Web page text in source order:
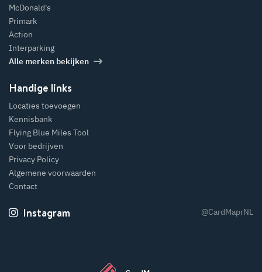
McDonald's
Primark
Action
Interparking
Alle merken bekijken
Handige links
Locaties toevoegen
Kennisbank
Flying Blue Miles Tool
Voor bedrijven
Privacy Policy
Algemene voorwaarden
Contact
Instagram @CardMaprNL